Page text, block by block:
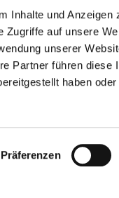
Inhalte und
Zugriffe auf unsere
unserer
Partner führen
haben
Präferenzen